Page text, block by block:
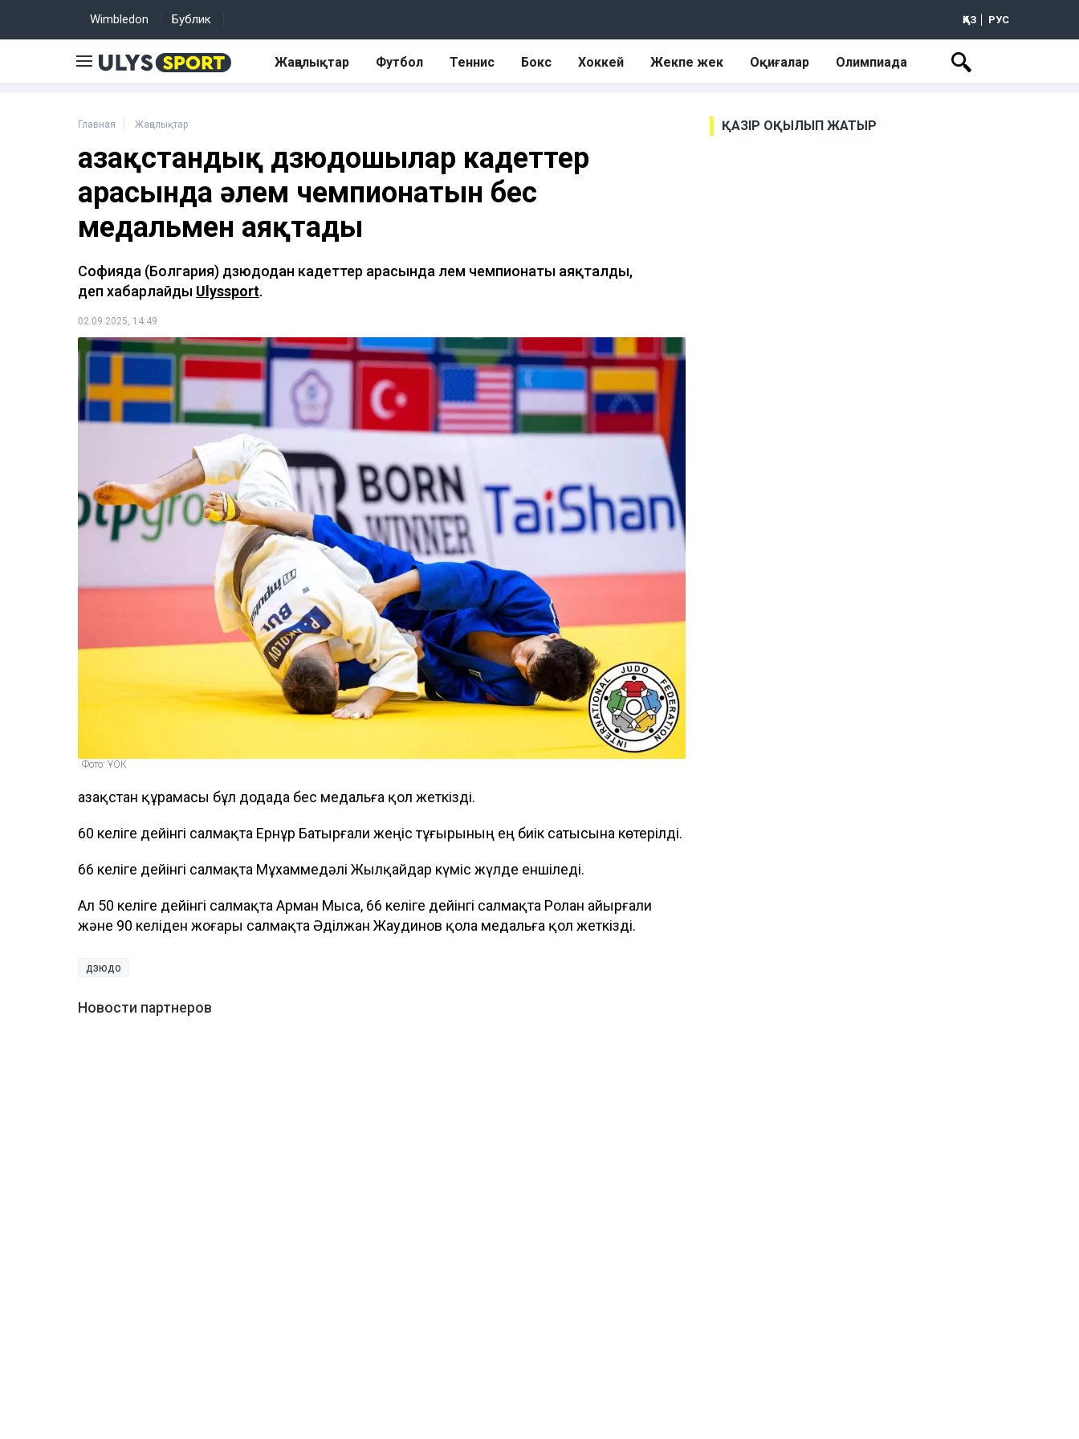
Wimbledon Бублик ҚАЗ РУС
Жаңалықтар Футбол Теннис Бокс Хоккей Жекпе жек Оқиғалар Олимпиада
Главная Жаңалықтар
Қазақстандық дзюдошылар кадеттер
арасында әлем чемпионатын бес
медальмен аяқтады
Софияда (Болгария) дзюдодан кадеттер арасында әлем чемпионаты аяқталды,
деп хабарлайды Ulyssport.
02.09.2025, 14:49
Фото: ҰОК
Қазақстан құрамасы бұл додада бес медальға қол жеткізді.
60 келіге дейінгі салмақта Ернұр Батырғали жеңіс тұғырының ең биік сатысына көтерілді.
66 келіге дейінгі салмақта Мұхаммедәлі Жылқайдар күміс жүлде еншіледі.
Ал 50 келіге дейінгі салмақта Арман Мыса, 66 келіге дейінгі салмақта Ролан Қайырғали
және 90 келіден жоғары салмақта Әділжан Жаудинов қола медальға қол жеткізді.
дзюдо
Новости партнеров
ҚАЗІР ОҚЫЛЫП ЖАТЫР